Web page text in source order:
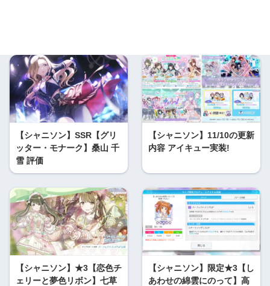
【シャニソン】SSR【グリ
ッター・モナーク】桑山 千
雪 評価
【シャニソン】11/10の更新
内容 アイキュー実装!
【シャニソン】★3【恋色チ
ェリーと夢色リボン】七草
【シャニソン】限定★3【し
あわせの綿雲にのって】高